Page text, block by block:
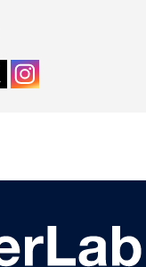
on Facebook
us on X (formerly
Follow us on